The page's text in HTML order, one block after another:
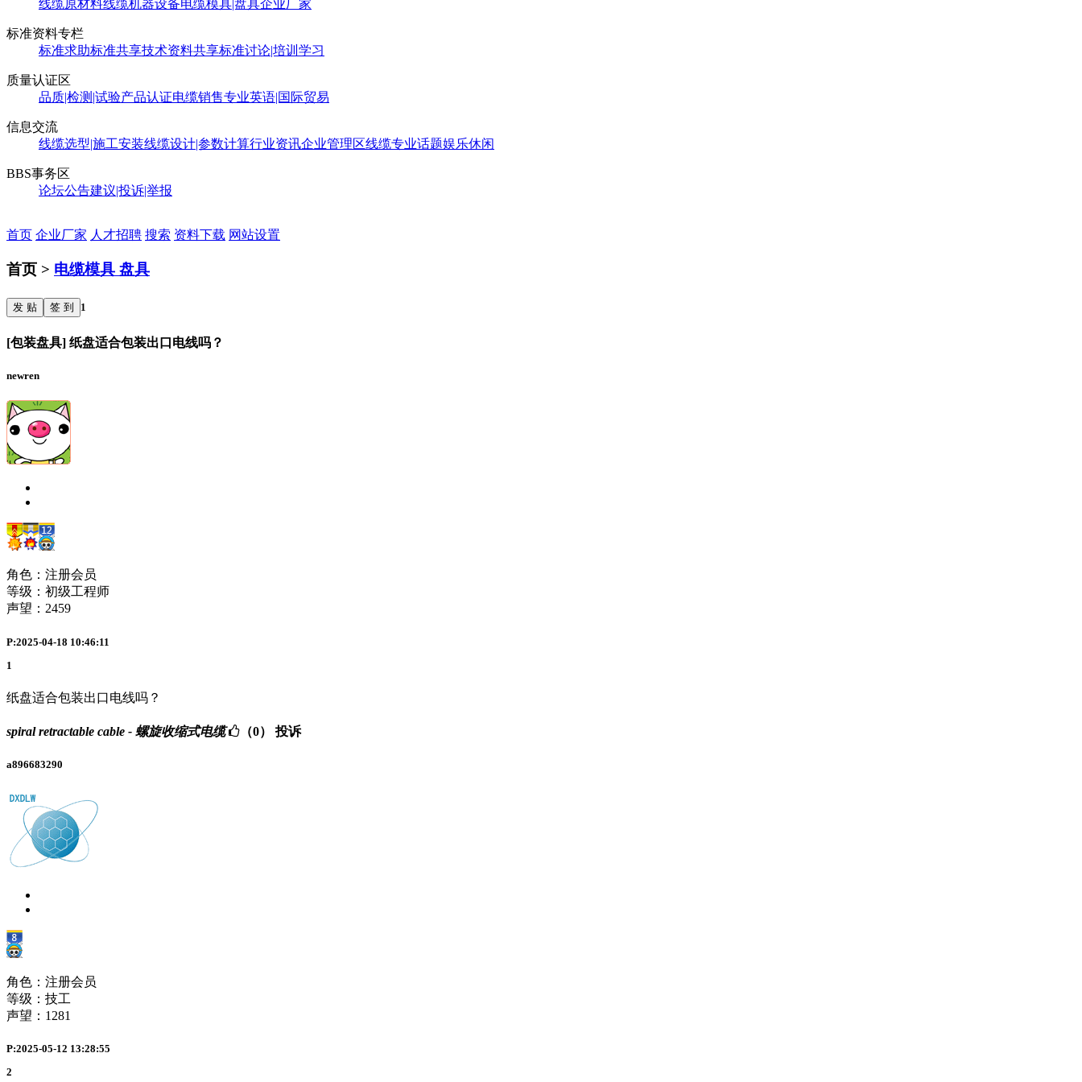
线缆原材料线缆机器设备电缆模具|盘具企业厂家
标准资料专栏
标准求助标准共享技术资料共享标准讨论|培训学习
质量认证区
品质|检测|试验产品认证电缆销售专业英语|国际贸易
信息交流
线缆选型|施工安装线缆设计|参数计算行业资讯企业管理区线缆专业话题娱乐休闲
BBS事务区
论坛公告建议|投诉|举报
首页 企业厂家 人才招聘 搜索 资料下载 网站设置
首页 > 电缆模具 盘具
发 贴 签 到 1
[包装盘具] 纸盘适合包装出口电线吗？
newren
角色：注册会员
等级：初级工程师
声望： 2459
P:2025-04-18 10:46:11
1
纸盘适合包装出口电线吗？
spiral retractable cable - 螺旋收缩式电缆 （0） 投诉
a896683290
角色：注册会员
等级：技工
声望： 1281
P:2025-05-12 13:28:55
2